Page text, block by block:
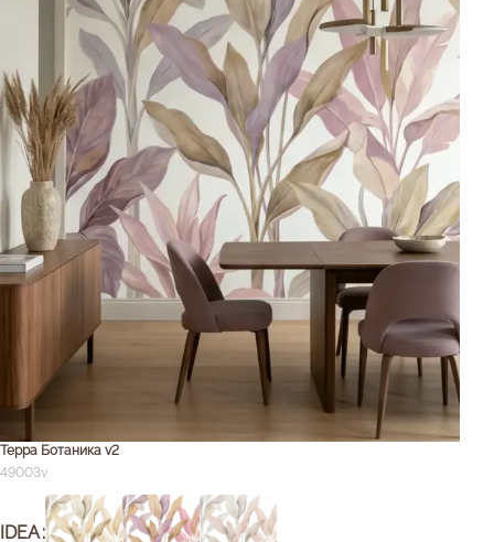
Терра Ботаника v2
49003v
IDEA